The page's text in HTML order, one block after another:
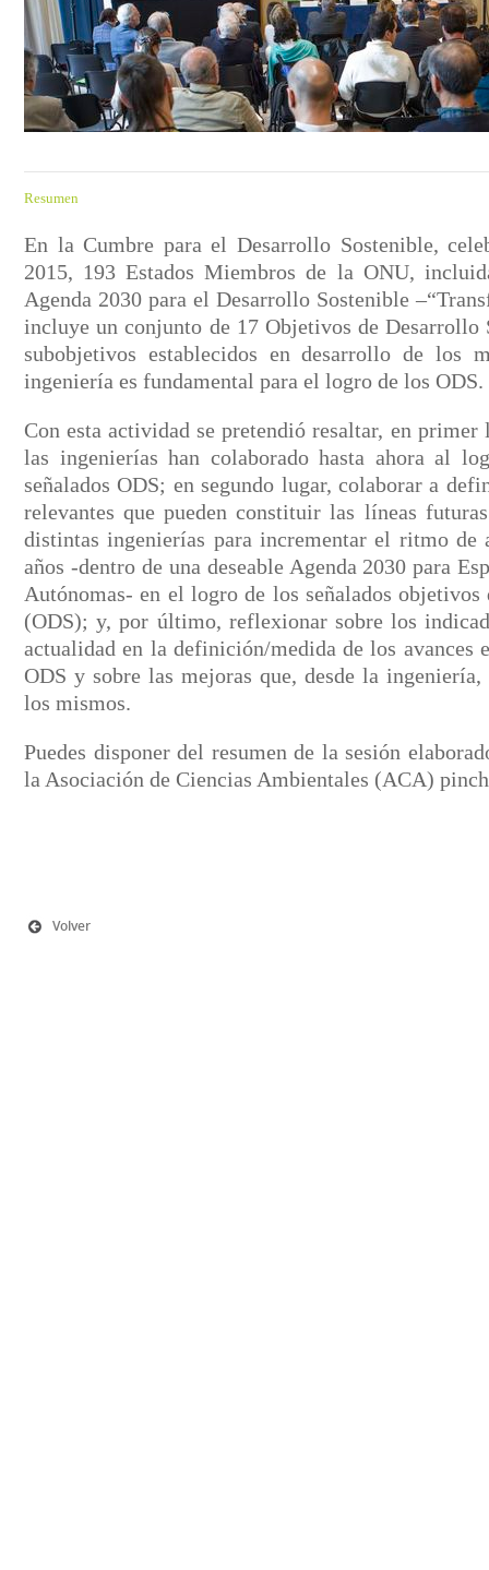
Resumen
En la Cumbre para el Desarrollo Sostenible,
2015, 193 Estados Miembros de la ONU,
Agenda 2030 para el Desarrollo Sostenible
incluye un conjunto de 17 Objetivos de Desarrollo
subobjetivos establecidos en desarrollo de los
ingeniería es fundamental para el logro de los ODS.
Con esta actividad se pretendió resaltar, en primer
las ingenierías han colaborado hasta ahora al
señalados ODS; en segundo lugar, colaborar a
relevantes que pueden constituir las líneas
distintas ingenierías para incrementar el ritmo de
años -dentro de una deseable Agenda 2030 para
Autónomas- en el logro de los señalados
(ODS); y, por último, reflexionar sobre los
actualidad en la definición/medida de los avances
ODS y sobre las mejoras que, desde la ingeniería,
los mismos.
Puedes disponer del resumen de la sesión
la Asociación de Ciencias Ambientales (ACA)
Volver